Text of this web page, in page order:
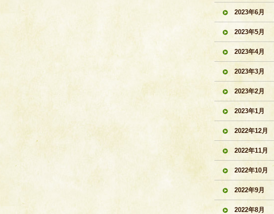
2023年6月
2023年5月
2023年4月
2023年3月
2023年2月
2023年1月
2022年12月
2022年11月
2022年10月
2022年9月
2022年8月